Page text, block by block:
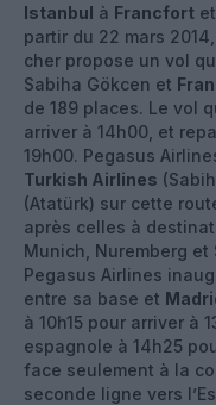
Istanbul à Francfort et
partir du 22 mars
cher propose un vol
Sabiha Gökcen et
de 189 places. Le vol
arriver à 14h00, et
19h00. Pegasus
Turkish Airlines
(Atatürk) sur cette
après celles à
Munich, Nuremberg et
Pegasus Airlines
entre sa base et
à 10h15 pour arriver à
espagnole à 14h25
face seulement à la
seconde ligne vers